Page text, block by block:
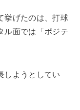
挙げたのは、打球
ル面では「ポジテ
しようとしてい